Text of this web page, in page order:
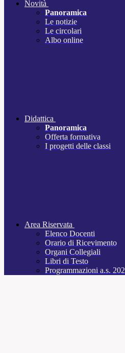
Novità
Panoramica
Le notizie
Le circolari
Albo online
Didattica
Panoramica
Offerta formativa
I progetti delle classi
Area Riservata
Elenco Docenti
Orario di Ricevimento
Organi Collegiali
Libri di Testo
Programmazioni a.s.